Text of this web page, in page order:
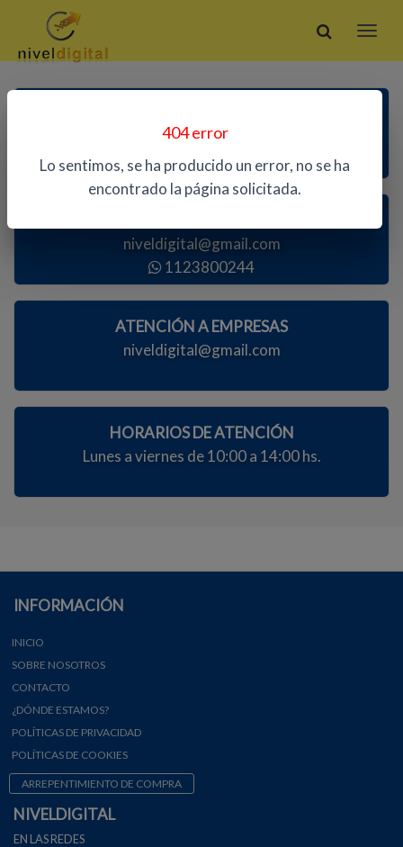
404 error
Lo sentimos, se ha producido un error, no se ha
encontrado la página solicitada.
niveldigital@gmail.com
1123800244
ATENCIÓN A EMPRESAS
niveldigital@gmail.com
HORARIOS DE ATENCIÓN
Lunes a viernes de 10:00 a 14:00 hs.
INFORMACIÓN
INICIO
SOBRE NOSOTROS
CONTACTO
¿DÓNDE ESTAMOS?
POLÍTICAS DE PRIVACIDAD
POLÍTICAS DE COOKIES
ARREPENTIMIENTO DE COMPRA
NIVELDIGITAL
EN LAS REDES